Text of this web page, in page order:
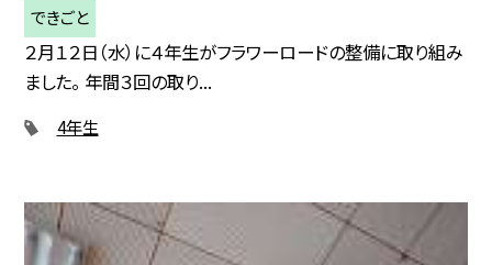
できごと
２月１２日（水）に４年生がフラワーロードの整備に取り組み
ました。 年間３回の取り...
4年生